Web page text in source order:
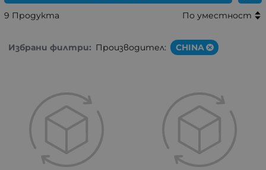
9 Продукта По уместност
Избрани филтри: Производител: CHINA